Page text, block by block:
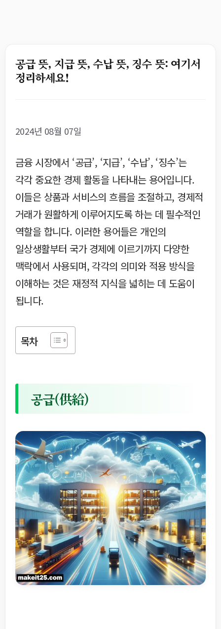
공급 뜻, 지급 뜻, 수납 뜻, 징수 뜻: 여기서
정리하세요!
2024년 08월 07일
금융 시장에서 ‘공급’, ‘지급’, ‘수납’, ‘징수’는
각각 중요한 경제 활동을 나타내는 용어입니다.
이들은 상품과 서비스의 흐름을 조절하고, 경제적
거래가 원활하게 이루어지도록 하는 데 필수적인
역할을 합니다. 이러한 용어들은 개인의
일상생활부터 국가 경제에 이르기까지 다양한
맥락에서 사용되며, 각각의 의미와 적용 방식을
이해하는 것은 재정적 지식을 넓히는 데 도움이
됩니다.
목차
공급(供給)